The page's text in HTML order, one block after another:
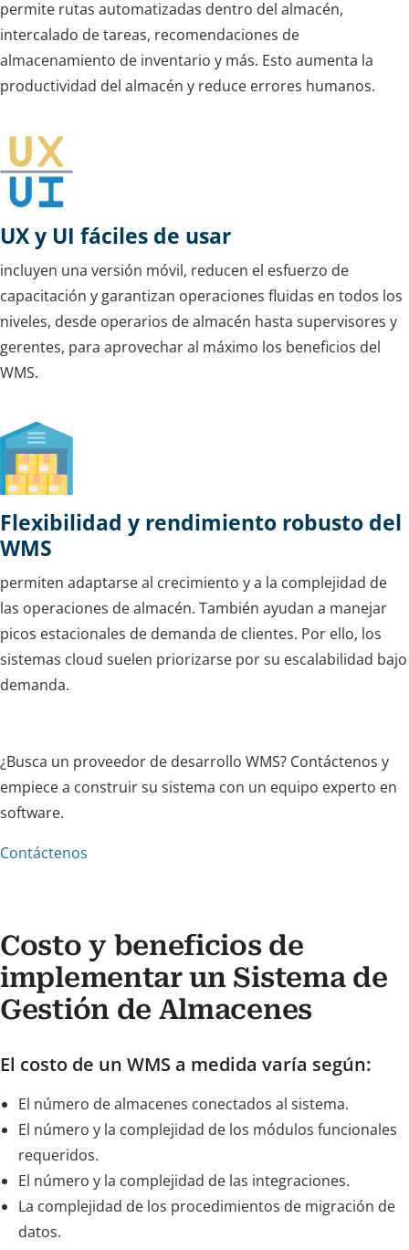
permite rutas automatizadas dentro del almacén,
intercalado de tareas, recomendaciones de
almacenamiento de inventario y más. Esto aumenta la
productividad del almacén y reduce errores humanos.
UX y UI fáciles de usar
incluyen una versión móvil, reducen el esfuerzo de
capacitación y garantizan operaciones fluidas en todos los
niveles, desde operarios de almacén hasta supervisores y
gerentes, para aprovechar al máximo los beneficios del
WMS.
Flexibilidad y rendimiento robusto del
WMS
permiten adaptarse al crecimiento y a la complejidad de
las operaciones de almacén. También ayudan a manejar
picos estacionales de demanda de clientes. Por ello, los
sistemas cloud suelen priorizarse por su escalabilidad bajo
demanda.
¿Busca un proveedor de desarrollo WMS? Contáctenos y
empiece a construir su sistema con un equipo experto en
software.
Contáctenos
Costo y beneficios de
implementar un Sistema de
Gestión de Almacenes
El costo de un WMS a medida varía según:
El número de almacenes conectados al sistema.
El número y la complejidad de los módulos funcionales
requeridos.
El número y la complejidad de las integraciones.
La complejidad de los procedimientos de migración de
datos.